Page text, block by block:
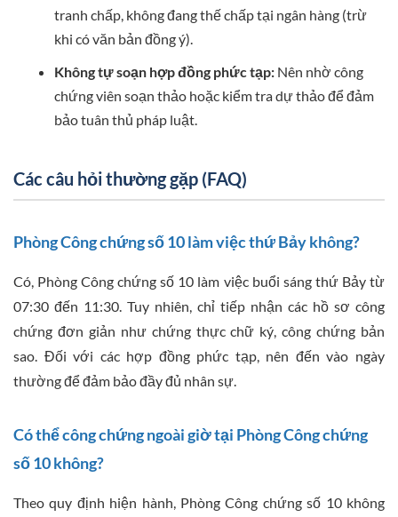
tranh chấp, không đang thế chấp tại ngân hàng (trừ
khi có văn bản đồng ý).
Không tự soạn hợp đồng phức tạp:Nên nhờ công
chứng viên soạn thảo hoặc kiểm tra dự thảo để đảm
bảo tuân thủ pháp luật.
Các câu hỏi thường gặp (FAQ)
Phòng Công chứng số 10 làm việc thứ Bảy không?
Có, Phòng Công chứng số 10 làm việc buổi sáng thứ Bảy từ
07:30 đến 11:30. Tuy nhiên, chỉ tiếp nhận các hồ sơ công
chứng đơn giản như chứng thực chữ ký, công chứng bản
sao. Đối với các hợp đồng phức tạp, nên đến vào ngày
thường để đảm bảo đầy đủ nhân sự.
Có thể công chứng ngoài giờ tại Phòng Công chứng
số 10 không?
Theo quy định hiện hành, Phòng Công chứng số 10 không